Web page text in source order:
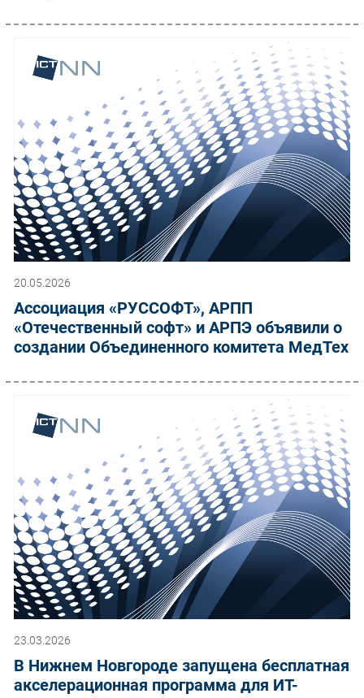
20.05.2026
Ассоциация «РУССОФТ», АРПП
«Отечественный софт» и АРПЭ объявили о
создании Объединенного комитета МедТех
23.03.2026
В Нижнем Новгороде запущена бесплатная
акселерационная программа для ИТ-